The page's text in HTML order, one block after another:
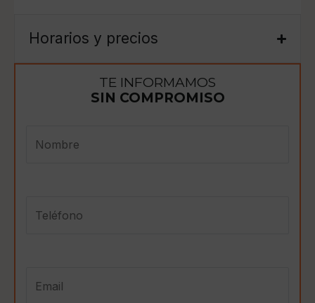
Horarios y precios
TE INFORMAMOS
SIN COMPROMISO